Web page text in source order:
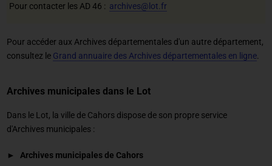
Pour contacter les AD 46 : archives@lot.fr
Pour accéder aux Archives départementales d'un autre département,
consultez le Grand annuaire des Archives départementales en ligne.
Archives municipales dans le Lot
Dans le Lot, la ville de Cahors dispose de son propre service
d'Archives municipales :
Archives municipales de Cahors